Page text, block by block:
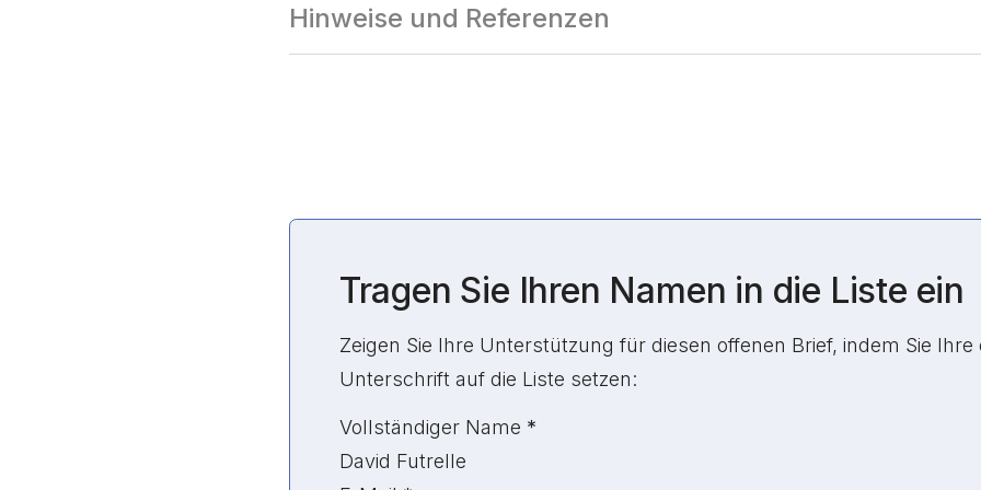
Hinweise und Referenzen
Tragen Sie Ihren Namen in die Liste ein
Zeigen Sie Ihre Unterstützung für diesen offenen Brief, indem Sie Ihre
Unterschrift auf die Liste setzen:
Ungültig gemachter Abschnitt
Vollständiger Name *